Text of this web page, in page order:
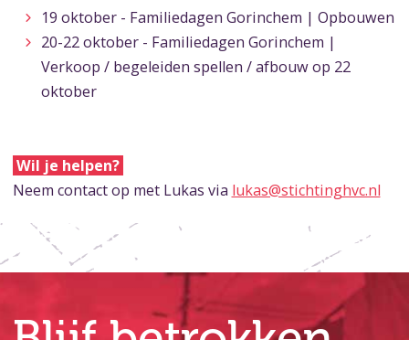
19 oktober - Familiedagen Gorinchem | Opbouwen
20-22 oktober - Familiedagen Gorinchem |
Verkoop / begeleiden spellen / afbouw op 22
oktober
Wil je helpen?
Neem contact op met Lukas via lukas@stichtinghvc.nl